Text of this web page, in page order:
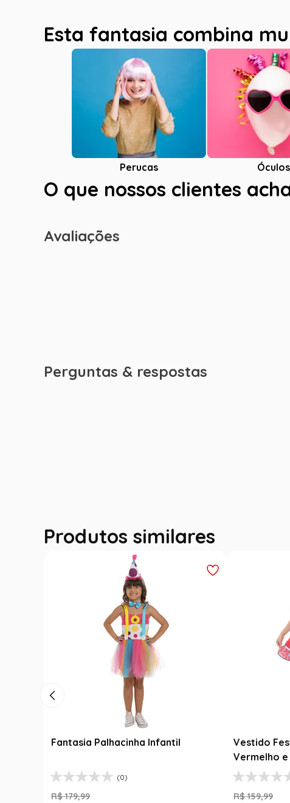
Esta fantasia combina
Perucas Óculos
O que nossos clientes
Avaliações
Perguntas & respostas
Produtos similares
Fantasia Palhacinha Infantil
(0)
R$ 179,99
Vestido
Vermelho
R$ 159,99